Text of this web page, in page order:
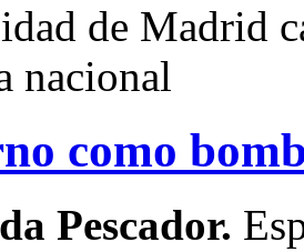
de Madrid
nacional
como
Pescador.